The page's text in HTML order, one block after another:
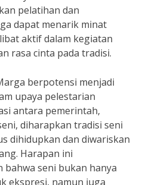
pelatihan dan
dapat menarik minat
aktif dalam kegiatan
rasa cinta pada tradisi.
berpotensi menjadi
upaya pelestarian
antara pemerintah,
diharapkan tradisi seni
dihidupkan dan diwariskan
Harapan ini
bahwa seni bukan hanya
ekspresi, namun juga